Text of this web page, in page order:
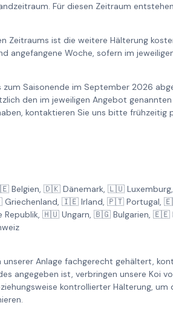
Für diesen Zeitraum
Zeitraums ist die weitere Hälterung
angefangene Woche, sofern im
Saisonende im September 2026
den im jeweiligen Angebot
kontaktieren Sie uns bitte frühzeitig
🇩🇰 Dänemark, 🇱🇺
🇮🇪 Irland, 🇵🇹 Portugal,
Republik, 🇭🇺 Ungarn, 🇧🇬 Bulgarien,
unserer Anlage fachgerecht gehältert,
angegeben ist, verbringen unsere Koi
kontrollierter Hälterung, um